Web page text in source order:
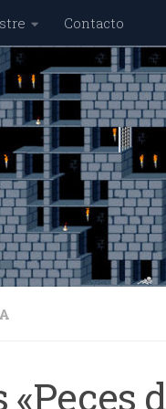
Contacto
«Peces